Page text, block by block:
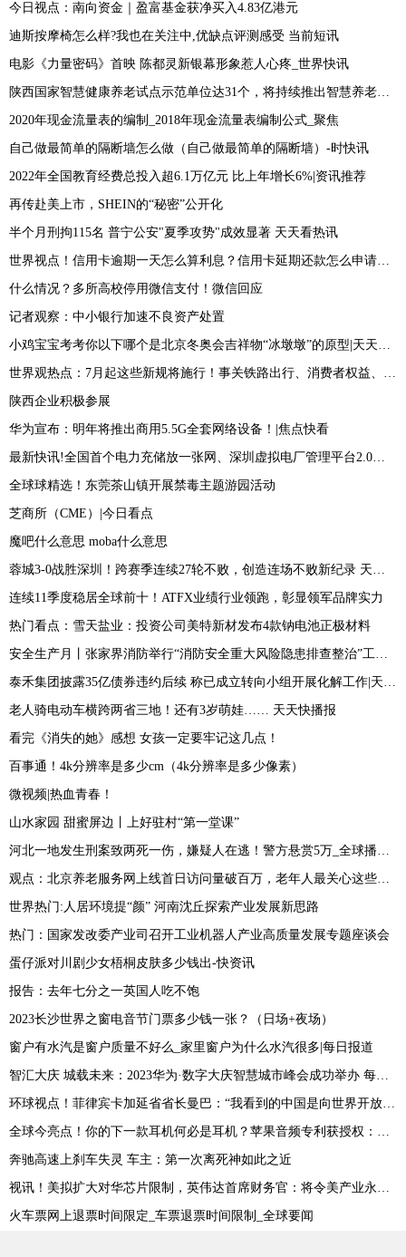
今日视点：南向资金｜盈富基金获净买入4.83亿港元
迪斯按摩椅怎么样?我也在关注中,优缺点评测感受 当前短讯
电影《力量密码》首映 陈都灵新银幕形象惹人心疼_世界快讯
陕西国家智慧健康养老试点示范单位达31个，将持续推出智慧养老应用场景 焦点
2020年现金流量表的编制_2018年现金流量表编制公式_聚焦
自己做最简单的隔断墙怎么做（自己做最简单的隔断墙）-时快讯
2022年全国教育经费总投入超6.1万亿元 比上年增长6%|资讯推荐
再传赴美上市，SHEIN的“秘密”公开化
半个月刑拘115名 普宁公安"夏季攻势"成效显著 天天看热讯
世界视点！信用卡逾期一天怎么算利息？信用卡延期还款怎么申请？-天天热文
什么情况？多所高校停用微信支付！微信回应
记者观察：中小银行加速不良资产处置
小鸡宝宝考考你以下哪个是北京冬奥会吉祥物“冰墩墩”的原型|天天新资讯
世界观热点：7月起这些新规将施行！事关铁路出行、消费者权益、低保标准
陕西企业积极参展
华为宣布：明年将推出商用5.5G全套网络设备！|焦点快看
最新快讯!全国首个电力充储放一张网、深圳虚拟电厂管理平台2.0上线
全球球精选！东莞茶山镇开展禁毒主题游园活动
芝商所（CME）|今日看点
魔吧什么意思 moba什么意思
蓉城3-0战胜深圳！跨赛季连续27轮不败，创造连场不败新纪录 天天热点评
连续11季度稳居全球前十！ATFX业绩行业领跑，彰显领军品牌实力
热门看点：雪天盐业：投资公司美特新材发布4款钠电池正极材料
安全生产月丨张家界消防举行“消防安全重大风险隐患排查整治”工作新闻发布会
泰禾集团披露35亿债券违约后续 称已成立转向小组开展化解工作|天天即时
老人骑电动车横跨两省三地！还有3岁萌娃…… 天天快播报
看完《消失的她》感想 女孩一定要牢记这几点！
百事通！4k分辨率是多少cm（4k分辨率是多少像素）
微视频|热血青春！
山水家园 甜蜜屏边丨上好驻村“第一堂课”
河北一地发生刑案致两死一伤，嫌疑人在逃！警方悬赏5万_全球播资讯
观点：北京养老服务网上线首日访问量破百万，老年人最关心这些问题
世界热门:人居环境提“颜” 河南沈丘探索产业发展新思路
热门：国家发改委产业司召开工业机器人产业高质量发展专题座谈会
蛋仔派对川剧少女梧桐皮肤多少钱出-快资讯
报告：去年七分之一英国人吃不饱
2023长沙世界之窗电音节门票多少钱一张？（日场+夜场）
窗户有水汽是窗户质量不好么_家里窗户为什么水汽很多|每日报道
智汇大庆 城载未来：2023华为·数字大庆智慧城市峰会成功举办 每日动态
环球视点！菲律宾卡加延省省长曼巴：“我看到的中国是向世界开放的中国”
全球今亮点！你的下一款耳机何必是耳机？苹果音频专利获授权：耳朵上无需佩戴耳机
奔驰高速上刹车失灵 车主：第一次离死神如此之近
视讯！美拟扩大对华芯片限制，英伟达首席财务官：将令美产业永久丧失机会
火车票网上退票时间限定_车票退票时间限制_全球要闻